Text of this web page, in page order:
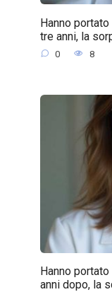
Hanno
tre anni, la
0 8
Hanno portato
anni dopo, la